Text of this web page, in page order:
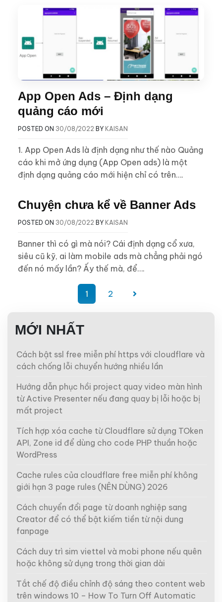
App Open Ads – Định dạng
quảng cáo mới
POSTED ON 30/08/2022 BY KAISAN
1. App Open Ads là định dạng như thế nào Quảng
cáo khi mở ứng dụng (App Open ads) là một
định dạng quảng cáo mới hiện chỉ có trên….
Chuyện chưa kể về Banner Ads
POSTED ON 30/08/2022 BY KAISAN
Banner thì có gì mà nói? Cái định dạng cổ xưa,
siêu cũ kỹ, ai làm mobile ads mà chẳng phải ngó
đến nó mấy lần? Ấy thế mà, để….
bài
1 2
MỚI NHẤT
Cách bật ssl free miễn phí https với cloudflare và
cách chống lỗi chuyển hướng nhiều lần
Hướng dẫn phục hồi project quay video màn hình
từ Active Presenter nếu đang quay bị lỗi hoặc bị
mất project
Tích hợp xóa cache từ Cloudflare sử dụng TOken
API, Zone id để dùng cho code PHP thuần hoặc
WordPress
Cache rules của cloudflare free miễn phí không
giới hạn 3 page rules (NÊN DÙNG) 2026
Cách chuyển đổi page từ doanh nghiệp sang
Creator để có thể bật kiếm tiền từ nội dung
fanpage
Cách duy trì sim viettel và mobi phone nếu quên
hoặc không sử dụng trong thời gian dài
Tắt chế độ điều chỉnh độ sáng theo content web
trên windows 10 – How To Turn Off Automatic